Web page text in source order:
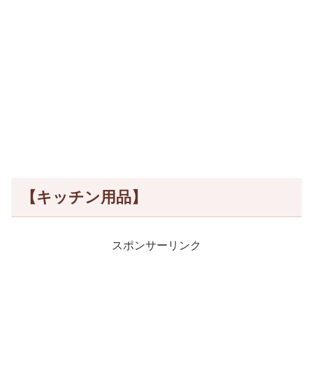
【キッチン用品】
スポンサーリンク